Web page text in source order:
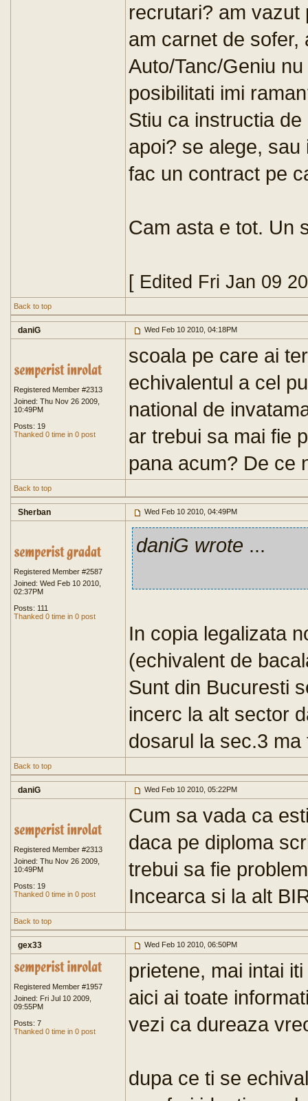
recrutari? am vazut
am carnet de sofer,
Auto/Tanc/Geniu
posibilitati imi
Stiu ca instructia
apoi? se alege,
fac un contract pe
Cam asta e tot. Un
[ Edited Fri Jan 09
Back to top
daniG Wed Feb 10 2010, 04:18PM
Registered Member #2313
Joined: Thu Nov 26 2009,
10:49PM
Posts: 19
Thanked 0 time in 0 post
scoala pe care ai
echivalentul a cel
national de
ar trebui sa mai fie
pana acum? De ce
Back to top
Sherban Wed Feb 10 2010, 04:49PM
Registered Member #2587
Joined: Wed Feb 10 2010,
02:37PM
Posts: 111
Thanked 0 time in 0 post
daniG wrote ...
In copia legalizata
(echivalent de
Sunt din Bucuresti
incerc la alt sector
dosarul la sec.3
Back to top
daniG Wed Feb 10 2010, 05:22PM
Registered Member #2313
Joined: Thu Nov 26 2009,
10:49PM
Posts: 19
Thanked 0 time in 0 post
Cum sa vada ca
daca pe diploma
trebui sa fie
Incearca si la alt
Back to top
gex33 Wed Feb 10 2010, 06:50PM
Registered Member #1957
Joined: Fri Jul 10 2009,
09:55PM
Posts: 7
Thanked 0 time in 0 post
prietene, mai intai
aici ai toate
vezi ca dureaza
dupa ce ti se